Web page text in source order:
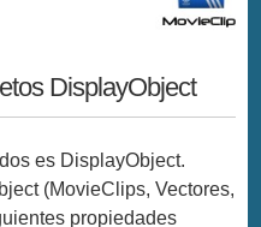
DisplayObject
es DisplayObject.
(MovieClips, Vectores,
propiedades